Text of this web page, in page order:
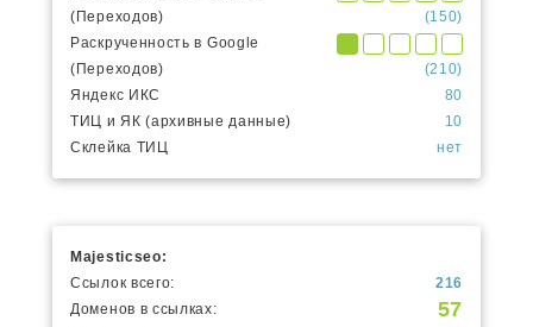
(Переходов)
(150)
Раскрученность в Google
(Переходов)
(210)
Яндекс ИКС
80
ТИЦ и ЯК (архивные данные)
10
Склейка ТИЦ
нет
Majesticseo:
Ссылок всего:
216
Доменов в ссылках:
57